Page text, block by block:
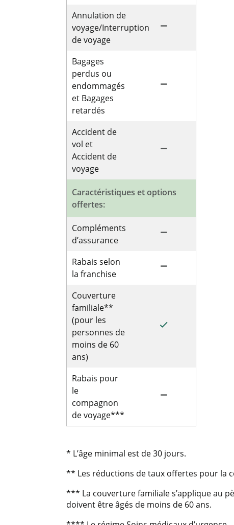
Annulation de
voyage/Interruption
de voyage
remove
Bagages
perdus ou
endommagés
et Bagages
retardés
remove
Accident de
vol et
Accident de
voyage
remove
Caractéristiques et options
offertes:
Compléments
d’assurance
remove
Rabais selon
la franchise
remove
Couverture
familiale**
(pour les
personnes de
moins de 60
ans)
done
Rabais pour
le
compagnon
de voyage***
remove
* L’âge minimal est de 30 jours.
** Les réductions de taux offertes pour la
*** La couverture familiale s’applique au
doivent être âgés de moins de 60 ans.